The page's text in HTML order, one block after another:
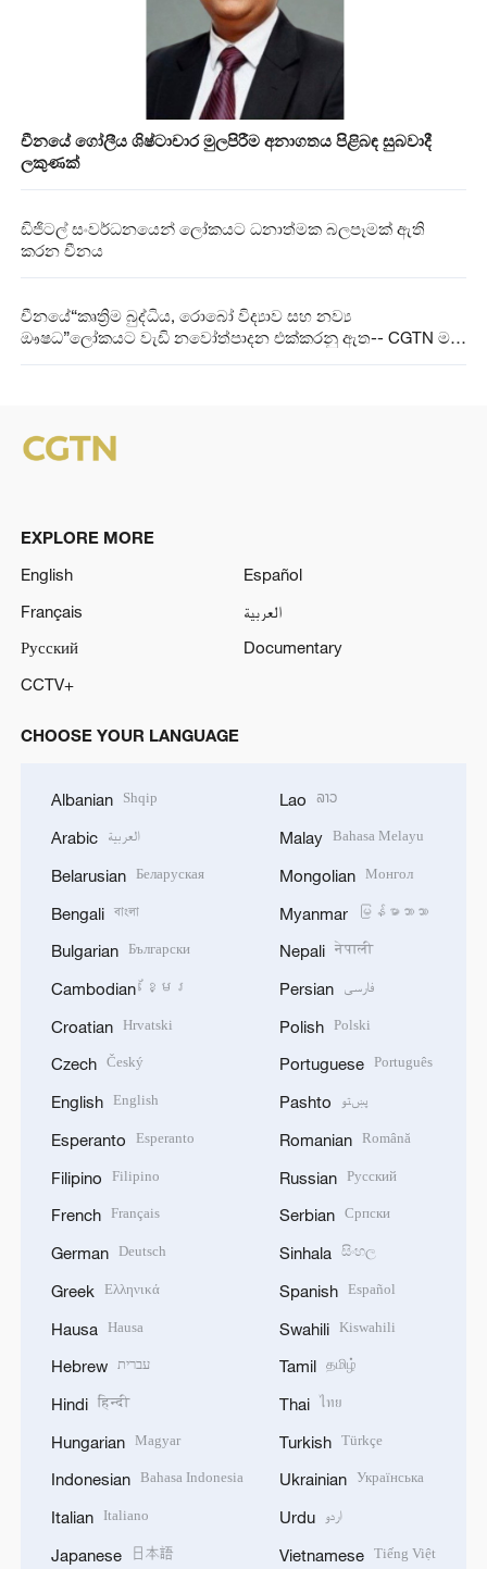
චීනයේ ගෝලීය ශිෂ්ටාචාර මුලපිරීම අනාගතය පිළිබඳ සුබවාදී
ලකුණක්
ඩිජිටල් සංවර්ධනයෙන් ලෝකයට ධනාත්මක බලපෑමක් ඇති
කරන චීනය
චීනයේ“කෘත්‍රිම බුද්ධිය, රොබෝ විද්‍යාව සහ නව්‍ය
ඖෂධ”ලෝකයට වැඩි නවෝත්පාදන එක්කරනු ඇත-- CGTN මත
EXPLORE MORE
English
Español
Français
العربية
Русский
Documentary
CCTV+
CHOOSE YOUR LANGUAGE
Albanian Shqip
Arabic العربية
Belarusian Беларуская
Bengali বাংলা
Bulgarian Български
Cambodian ខ្មែរ
Croatian Hrvatski
Czech Český
English English
Esperanto Esperanto
Filipino Filipino
French Français
German Deutsch
Greek Ελληνικά
Hausa Hausa
Hebrew עברית
Hindi हिन्दी
Hungarian Magyar
Indonesian Bahasa Indonesia
Italian Italiano
Japanese 日本語
Lao ລາວ
Malay Bahasa Melayu
Mongolian Монгол
Myanmar မြန်မာဘာသာ
Nepali नेपाली
Persian فارسی
Polish Polski
Portuguese Português
Pashto پښتو
Romanian Română
Russian Русский
Serbian Српски
Sinhala සිංහල
Spanish Español
Swahili Kiswahili
Tamil தமிழ்
Thai ไทย
Turkish Türkçe
Ukrainian Українська
Urdu اردو
Vietnamese Tiếng Việt